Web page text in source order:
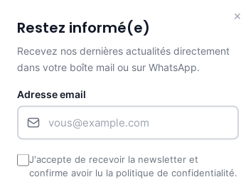
×
Restez informé(e)
Recevez nos dernières actualités directement
dans votre boîte mail ou sur WhatsApp.
Adresse email
J'accepte de recevoir la newsletter et
confirme avoir lu la politique de confidentialité.